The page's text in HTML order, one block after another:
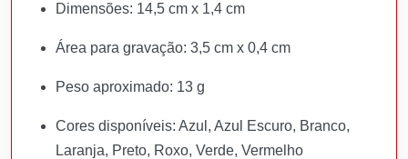
Dimensões: 14,5 cm x 1,4 cm
Área para gravação: 3,5 cm x 0,4 cm
Peso aproximado: 13 g
Cores disponíveis: Azul, Azul Escuro, Branco,
Laranja, Preto, Roxo, Verde, Vermelho